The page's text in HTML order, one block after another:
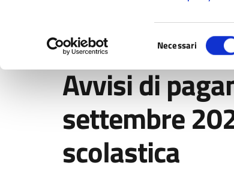
del
consenso
Necessari
Home / Novità / Avvisi di
Avvisi di
settembre
scolastica